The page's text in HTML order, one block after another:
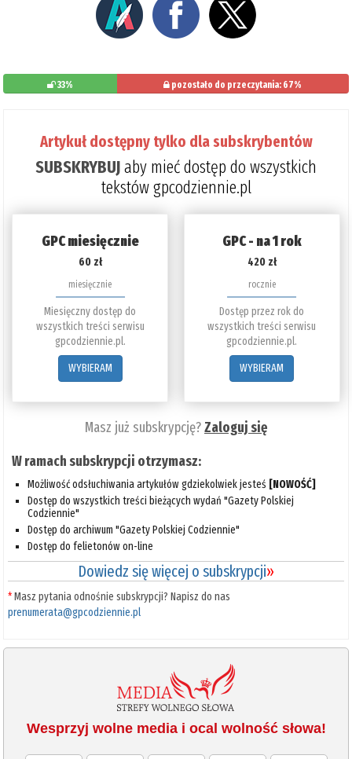
33% pozostało do przeczytania: 67%
Artykuł dostępny tylko dla subskrybentów
SUBSKRYBUJaby mieć dostęp do wszystkich
tekstów gpcodziennie.pl
GPC miesięcznie
60 zł
miesięcznie
Miesięczny dostęp do
wszystkich treści serwisu
gpcodziennie.pl.
WYBIERAM
GPC - na 1 rok
420 zł
rocznie
Dostęp przez rok do
wszystkich treści serwisu
gpcodziennie.pl.
WYBIERAM
Masz już subskrypcję?Zaloguj się
W ramach subskrypcji otrzymasz:
Możliwość odsłuchiwania artykułów gdziekolwiek jesteś [NOWOŚĆ]
Dostęp do wszystkich treści bieżących wydań "Gazety Polskiej
Codziennie"
Dostęp do archiwum "Gazety Polskiej Codziennie"
Dostęp do felietonów on-line
Dowiedz się więcej o subskrypcji»
*Masz pytania odnośnie subskrypcji? Napisz do nas
prenumerata@gpcodziennie.pl
Wesprzyj wolne media i ocal wolność słowa!